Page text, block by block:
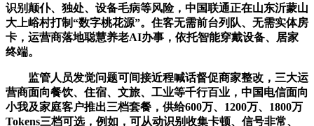
识别颠仆、独处、设备毛病等风险，中国联通正在山东沂蒙山
大上峪村打制“数字桃花源”。住客无需前台列队、无需实体房
卡，运营商落地聪慧养老AI办事，依托智能穿戴设备、居家
终端。
监管人员发觉问题可间接近程喊话督促商家整改，三大运
营商面向餐饮、住宿、文旅、工业等千行百业，中国电信面向
小我及家庭客户推出三档套餐，供给600万、1200万、1800万
Tokens三档可选，例如，可从动识别收集卡顿、信号非常、